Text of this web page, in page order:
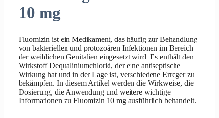
10 mg
Fluomizin ist ein Medikament, das häufig zur Behandlung
von bakteriellen und protozoären Infektionen im Bereich
der weiblichen Genitalien eingesetzt wird. Es enthält den
Wirkstoff Dequaliniumchlorid, der eine antiseptische
Wirkung hat und in der Lage ist, verschiedene Erreger zu
bekämpfen. In diesem Artikel werden die Wirkweise, die
Dosierung, die Anwendung und weitere wichtige
Informationen zu Fluomizin 10 mg ausführlich behandelt.